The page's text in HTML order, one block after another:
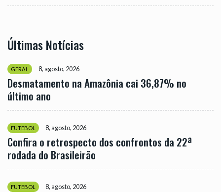
Últimas Notícias
GERAL 8, agosto, 2026
Desmatamento na Amazônia cai 36,87% no
último ano
FUTEBOL 8, agosto, 2026
Confira o retrospecto dos confrontos da 22ª
rodada do Brasileirão
FUTEBOL 8, agosto, 2026